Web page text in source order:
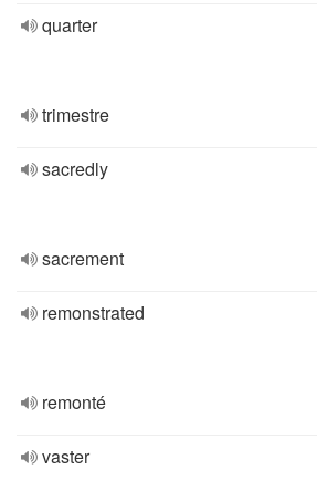
quarter
trimestre
sacredly
sacrement
remonstrated
remonté
vaster